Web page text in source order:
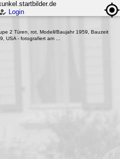
Login
2 Türen, rot, Modell/Baujahr 1959, Bauzeit
USA - fotografiert am ...